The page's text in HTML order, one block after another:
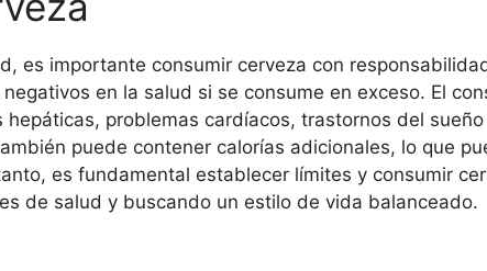
es importante consumir cerveza con
en la salud si se consume en exceso. El
problemas cardíacos, trastornos del
puede contener calorías adicionales, lo que
es fundamental establecer límites y consumir
de salud y buscando un estilo de vida balanceado.